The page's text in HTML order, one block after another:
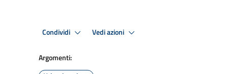
Condividi Vedi azioni
Argomenti: